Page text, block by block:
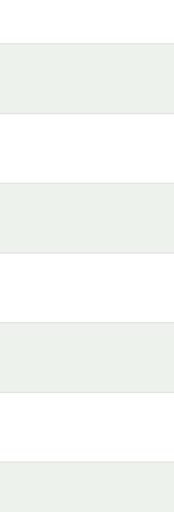
beschermhoes of
Ons team van
De collectie